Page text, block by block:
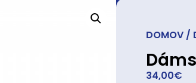
DOMOV /
34,00€